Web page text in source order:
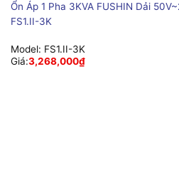
Ổn Áp 1 Pha 3KVA FUSHIN Dải
FS1.II-3K
Model: FS1.II-3K
Giá:3,268,000₫